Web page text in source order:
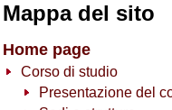
Mappa del sito
Home page
Corso di studio
Presentazione del